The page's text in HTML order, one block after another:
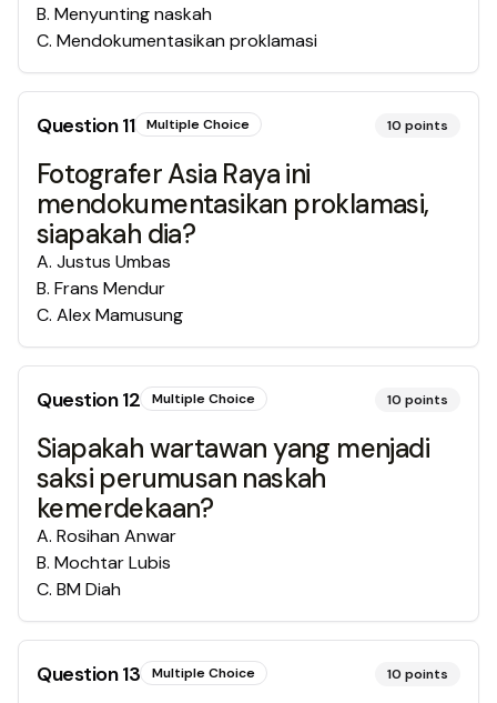
B. Menyunting naskah
C. Mendokumentasikan proklamasi
Question11 Multiple Choice 10 points
Fotografer Asia Raya ini
mendokumentasikan proklamasi,
siapakah dia?
A. Justus Umbas
B. Frans Mendur
C. Alex Mamusung
Question12 Multiple Choice 10 points
Siapakah wartawan yang menjadi
saksi perumusan naskah
kemerdekaan?
A. Rosihan Anwar
B. Mochtar Lubis
C. BM Diah
Question13 Multiple Choice 10 points